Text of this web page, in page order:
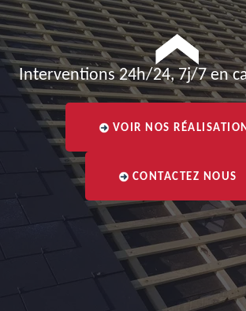
Interventions 24h/24, 7j/7 en
VOIR NOS
CONTACTEZ NOUS